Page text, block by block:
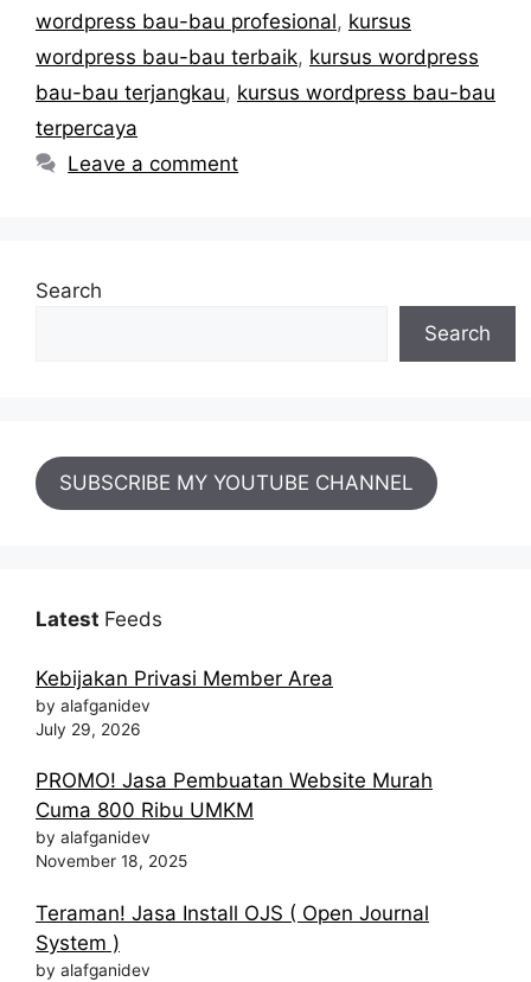
wordpress bau-bau profesional, kursus
wordpress bau-bau terbaik, kursus wordpress
bau-bau terjangkau, kursus wordpress bau-bau
terpercaya
Leave a comment
Search
Search
SUBSCRIBE MY YOUTUBE CHANNEL
Latest Feeds
Kebijakan Privasi Member Area
by alafganidev
July 29, 2026
PROMO! Jasa Pembuatan Website Murah
Cuma 800 Ribu UMKM
by alafganidev
November 18, 2025
Teraman! Jasa Install OJS ( Open Journal
System )
by alafganidev